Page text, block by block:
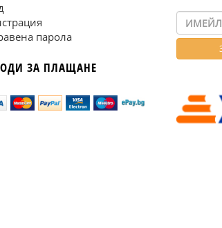
парола
ЗА ПЛАЩАНЕ